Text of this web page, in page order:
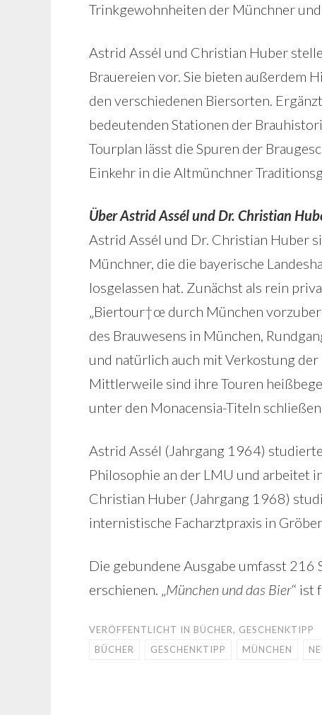
Trinkgewohnheiten der Münchner
Astrid Assél und Christian Huber
Brauereien vor. Sie bieten außerdem
den verschiedenen Biersorten.
bedeutenden Stationen der
Tourplan lässt die Spuren der
Einkehr in die Altmünchner
Über Astrid Assél und Dr. Christian
Astrid Assél und Dr. Christian Huber
Münchner, die die bayerische
losgelassen hat. Zunächst als rein
„Biertour†œ durch München
des Brauwesens in München,
und natürlich auch mit Verkostung
Mittlerweile sind ihre Touren
unter den Monacensia-Titeln
Astrid Assél (Jahrgang 1964)
Philosophie an der LMU und arbeitet
Christian Huber (Jahrgang 1968)
internistische Facharztpraxis in
Die gebundene Ausgabe umfasst
erschienen. „München und das Bier“ ist
VERÖFFENTLICHT IN BÜCHER, GESCHENKTIPP
BÜCHER
GESCHENKTIPP MÜNCHEN